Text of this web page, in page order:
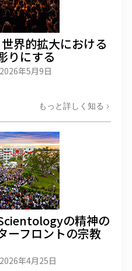
界的拡大における
りにする
2026年5月9日
もっと詳しく知る
の精神の
ーフロントの宗教
2026年4月25日